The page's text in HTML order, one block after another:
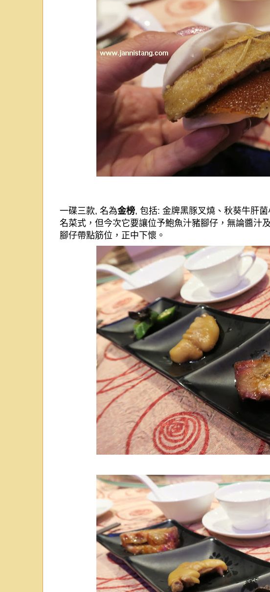
一碟三款, 名為金榜, 包括: 金牌黑豚叉燒 、 秋葵牛肝菌
名菜式，但今次它要讓位予鮑魚汁豬腳仔，無論醬汁
腳仔帶點筋位，正中下懷。